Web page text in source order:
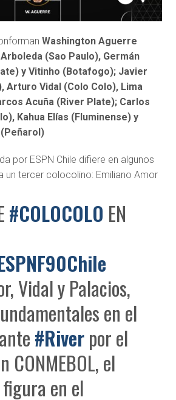
Washington Aguerre
(Sao Paulo), Germán
y Vitinho (Botafogo); Javier
Arturo Vidal (Colo Colo), Lima
Acuña (River Plate); Carlos
Kahua Elías (Fluminense) y
por ESPN Chile difiere en algunos
un tercer colocolino: Emiliano Amor
#COLOCOLO EN
Vidal y Palacios,
en el
#Riverpor el
CONMEBOL, el
en el